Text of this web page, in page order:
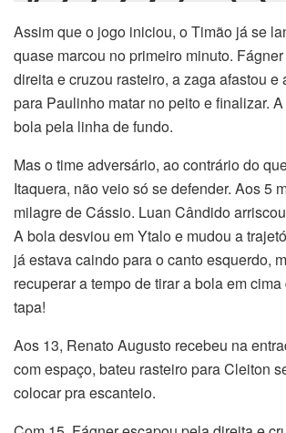
Assim que o jogo iniciou, o Timão já se
quase marcou no primeiro minuto.
direita e cruzou rasteiro, a zaga afastou e
para Paulinho matar no peito e finalizar.
bola pela linha de fundo.
Mas o time adversário, ao contrário do
Itaquera, não veio só se defender. Aos 5
milagre de Cássio. Luan Cândido
A bola desviou em Ytalo e mudou a
já estava caindo para o canto esquerdo,
recuperar a tempo de tirar a bola em
tapa!
Aos 13, Renato Augusto recebeu na
com espaço, bateu rasteiro para Cleiton
colocar pra escanteio.